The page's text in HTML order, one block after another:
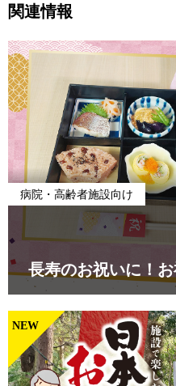
関連情報
病院・高齢者施設向け
長寿のお祝いに！
NEW